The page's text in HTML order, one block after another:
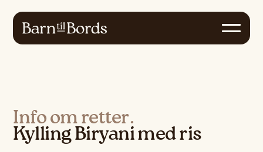
Info om retter.
Kylling Biryani med ris